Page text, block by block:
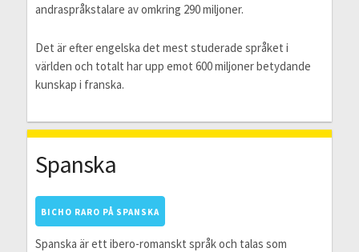
andraspråkstalare av omkring 290 miljoner.
Det är efter engelska det mest studerade språket i
världen och totalt har upp emot 600 miljoner betydande
kunskap i franska.
Spanska
BICHO RARO PÅ SPANSKA
Spanska är ett ibero-romanskt språk och talas som